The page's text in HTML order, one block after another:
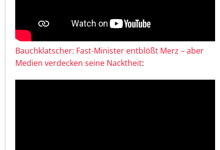
Bauchklatscher: Fast-Minister entblößt Merz – aber
Medien verdecken seine Nacktheit: